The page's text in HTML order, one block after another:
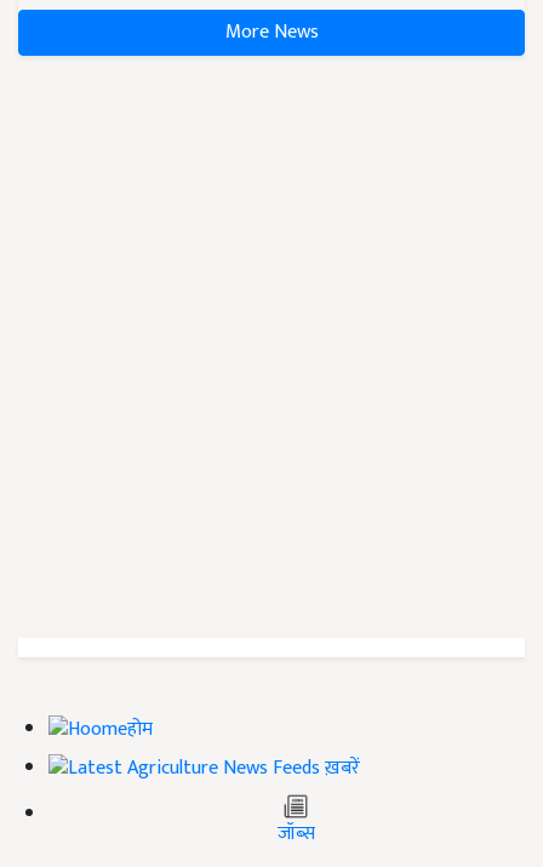
More News
होम
ख़बरें
जॉब्स